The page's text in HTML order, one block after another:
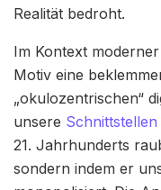
Realität bedroht.
Im Kontext moderner
Motiv eine
„okulozentrischen“
unsere
21. Jahrhunderts
sondern indem er